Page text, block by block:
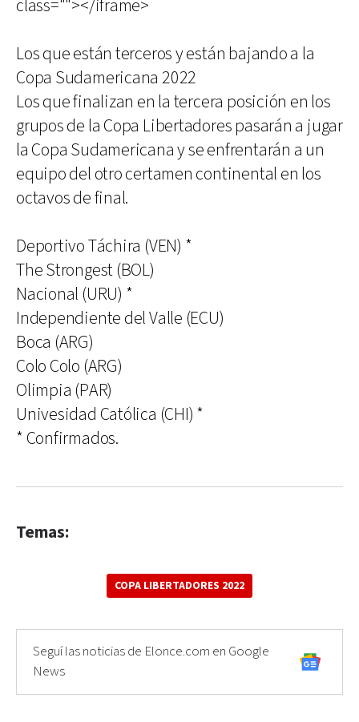
class=""></iframe>
Los que están terceros y están bajando a la
Copa Sudamericana 2022
Los que finalizan en la tercera posición en los
grupos de la Copa Libertadores pasarán a jugar
la Copa Sudamericana y se enfrentarán a un
equipo del otro certamen continental en los
octavos de final.
Deportivo Táchira (VEN) *
The Strongest (BOL)
Nacional (URU) *
Independiente del Valle (ECU)
Boca (ARG)
Colo Colo (ARG)
Olimpia (PAR)
Univesidad Católica (CHI) *
* Confirmados.
Temas:
COPA LIBERTADORES 2022
Seguí las noticias de Elonce.com en Google
News